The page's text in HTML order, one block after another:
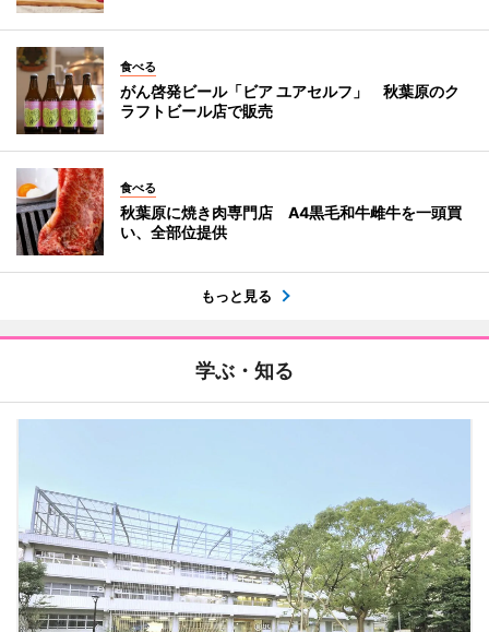
食べる
がん啓発ビール「ビア ユアセルフ」 秋葉原のク
ラフトビール店で販売
食べる
秋葉原に焼き肉専門店 A4黒毛和牛雌牛を一頭買
い、全部位提供
もっと見る
学ぶ・知る